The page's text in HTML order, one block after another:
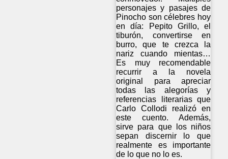
personajes y pasajes de
Pinocho son célebres hoy
en día: Pepito Grillo, el
tiburón, convertirse en
burro, que te crezca la
nariz cuando mientas…
Es muy recomendable
recurrir a la novela
original para apreciar
todas las alegorías y
referencias literarias que
Carlo Collodi realizó en
este cuento. Además,
sirve para que los niños
sepan discernir lo que
realmente es importante
de lo que no lo es.